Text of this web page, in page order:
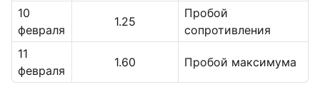
10
февраля
1.25
Пробой
сопротивления
11
февраля
1.60 Пробой максимума